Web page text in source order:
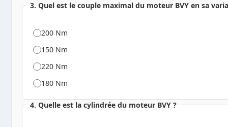
3. Quel est le couple maximal du moteur BVY en sa
200 Nm
150 Nm
220 Nm
180 Nm
4. Quelle est la cylindrée du moteur BVY ?